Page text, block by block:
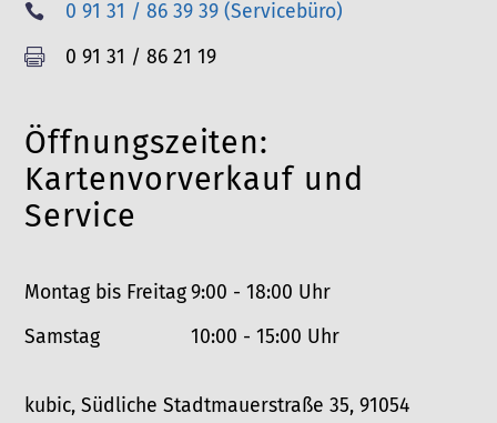
e
o
n

T
f
o
n
0 91 31 / 86 39 39 (Servicebüro)

F
0 91 31 / 86 21 19
Öffnungszeiten:
Kartenvorverkauf und
Service
Montag bis Freitag 9:00 - 18:00 Uhr
Samstag
10:00 - 15:00 Uhr
kubic, Südliche Stadtmauerstraße 35, 91054